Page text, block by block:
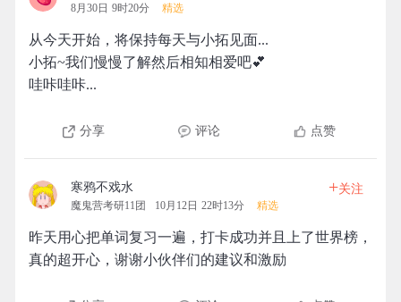
8月30日 9时20分 精选
从今天开始，将保持每天与小拓见面...
小拓~我们慢慢了解然后相知相爱吧💕
哇咔哇咔...
分享 评论 点赞
寒鸦不戏水
魔鬼营考研11团 10月12日 22时13分 精选
+关注
昨天用心把单词复习一遍，打卡成功并且上了世界榜，
真的超开心，谢谢小伙伴们的建议和激励